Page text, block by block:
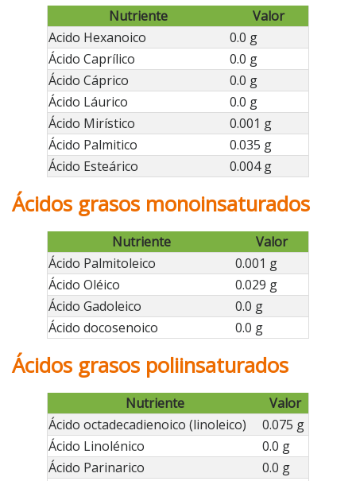
Nutriente
Valor
Acido Hexanoico
0.0 g
Ácido Caprílico
0.0 g
Ácido Cáprico
0.0 g
Ácido Láurico
0.0 g
Ácido Mirístico
0.001 g
Ácido Palmitico
0.035 g
Ácido Esteárico
0.004 g
Ácidos grasos monoinsaturados
Nutriente
Valor
Ácido Palmitoleico
0.001 g
Ácido Oléico
0.029 g
Ácido Gadoleico
0.0 g
Ácido docosenoico
0.0 g
Ácidos grasos poliinsaturados
Nutriente
Valor
Ácido octadecadienoico (linoleico)
0.075 g
Ácido Linolénico
0.0 g
Ácido Parinarico
0.0 g